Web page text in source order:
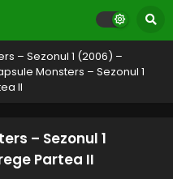
– Sezonul 1 (2006) –
Monsters – Sezonul 1
II
– Sezonul 1
Partea II